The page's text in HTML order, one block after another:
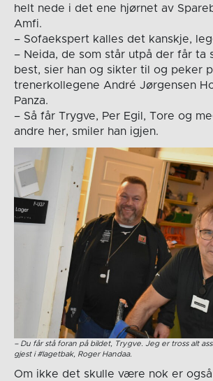
helt nede i det ene hjørnet av
Amfi.
– Sofaekspert kalles det kanskje,
– Neida, de som står utpå der får ta
best, sier han og sikter til og peker
trenerkollegene André Jørgensen
Panza.
– Så får Trygve, Per Egil, Tore og
andre her, smiler han igjen.
– Du får stå foran på bildet, Trygve. Jeg er tross alt
gjest i #lagetbak, Roger Handaa.
Om ikke det skulle være nok er